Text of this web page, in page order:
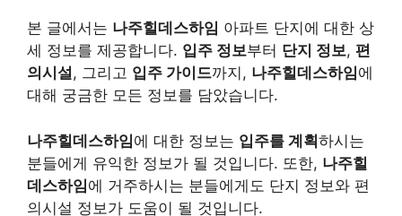
본 글에서는 나주힐데스하임 아파트 단지에 대한 상
세 정보를 제공합니다. 입주 정보부터 단지 정보, 편
의시설, 그리고 입주 가이드까지, 나주힐데스하임에
대해 궁금한 모든 정보를 담았습니다.
나주힐데스하임에 대한 정보는 입주를 계획하시는
분들에게 유익한 정보가 될 것입니다. 또한, 나주힐
데스하임에 거주하시는 분들에게도 단지 정보와 편
의시설 정보가 도움이 될 것입니다.